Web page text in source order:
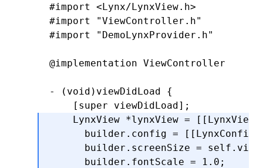
    }
}
#import
<Lynx/LynxView.h>
#import
"ViewController.h"
#import
"DemoLynxProvider.h"
@implementation ViewController
- ( void ) viewDidLoad {
    [super
viewDidLoad];
    LynxView
*lynxView = [[LynxView
      builder
. config =
      builder
. screenSize = self . view
      builder
. fontScale = 1.0 ;